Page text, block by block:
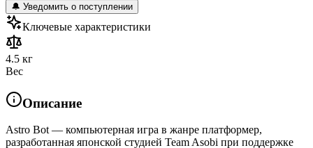
🔔 Уведомить о поступлении
Ключевые характеристики
4.5 кг
Вес
Описание
Astro Bot — компьютерная игра в жанре платформер,
разработанная японской студией Team Asobi при поддержке